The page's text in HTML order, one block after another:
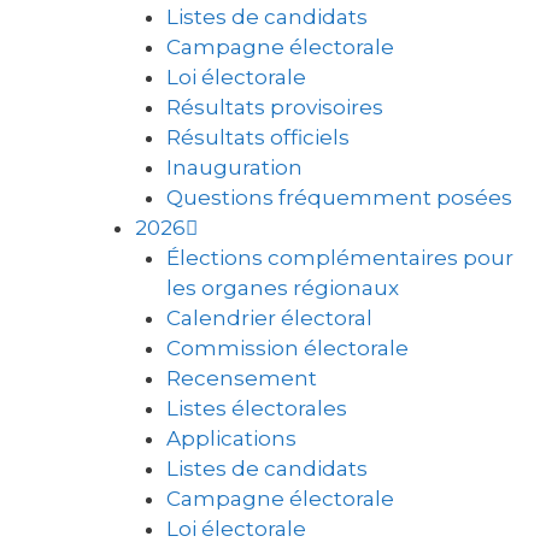
Listes de candidats
Campagne électorale
Loi électorale
Résultats provisoires
Résultats officiels
Inauguration
Questions fréquemment posées
2026
Élections complémentaires pour
les organes régionaux
Calendrier électoral
Commission électorale
Recensement
Listes électorales
Applications
Listes de candidats
Campagne électorale
Loi électorale